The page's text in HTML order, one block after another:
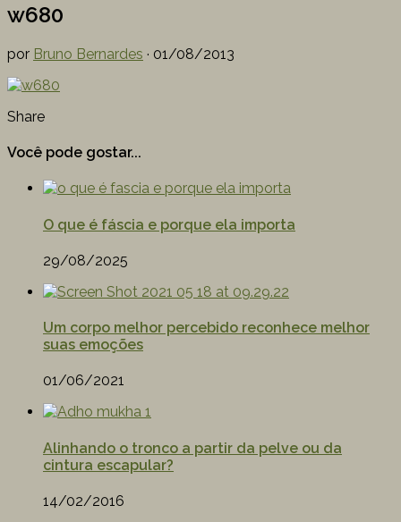
w680
por Bruno Bernardes · 01/08/2013
Share
Você pode gostar...
O que é fáscia e porque ela importa
29/08/2025
Um corpo melhor percebido reconhece melhor
suas emoções
01/06/2021
Alinhando o tronco a partir da pelve ou da
cintura escapular?
14/02/2016